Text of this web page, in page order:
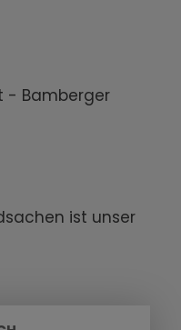
- Bamberger
blau
ist unser